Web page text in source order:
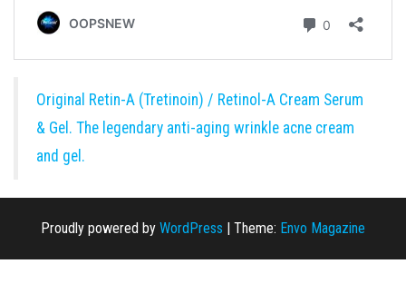
Original Retin-A (Tretinoin) / Retinol-A Cream Serum
& Gel. The legendary anti-aging wrinkle acne cream
and gel.
Proudly powered by WordPress Theme: Envo Magazine